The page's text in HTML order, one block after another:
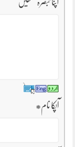
اپنا تبصرہ لکھیں
آپکا نام*